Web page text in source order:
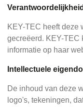
KEY-TEC heeft deze
gecreëerd. KEY-TEC
informatie op haar
Intellectuele
De inhoud van deze
logo's, tekeningen,